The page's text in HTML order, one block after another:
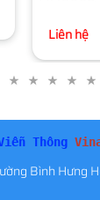
Thông
Bình Hưng